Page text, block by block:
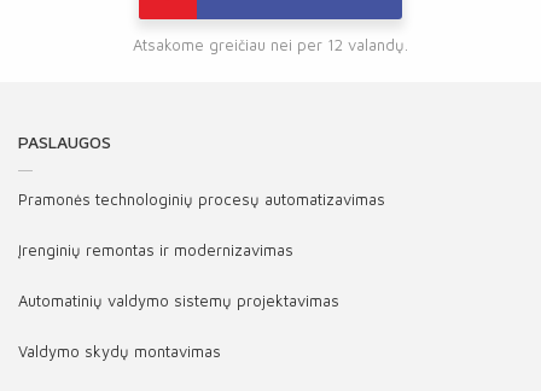
Atsakome greičiau nei per 12 valandų.
PASLAUGOS
Pramonės technologinių procesų automatizavimas
Įrenginių remontas ir modernizavimas
Automatinių valdymo sistemų projektavimas
Valdymo skydų montavimas